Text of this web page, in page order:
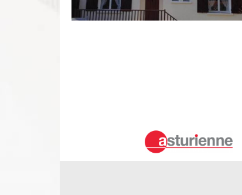
toute demande de rénovation de
assurer l’esthétique. Professionnel
ravalement gratuit et sans engagement.